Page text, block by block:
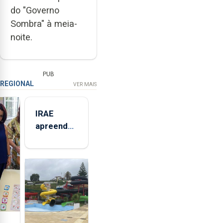
do "Governo
Sombra" à meia-
noite.
PUB
REGIONAL VER MAIS
IRAE
apreendeu
toneladas
de
alimentos
entre
2021 e
2025 nos